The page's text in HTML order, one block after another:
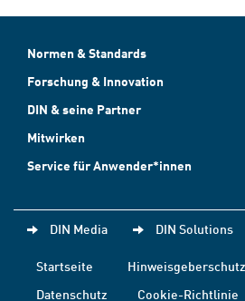
Normen & Standards
Forschung & Innovation
DIN & seine Partner
Mitwirken
Service für Anwender*innen
DIN Media DIN Solutions
Startseite
Datenschutz
Cookie-Richtlinie